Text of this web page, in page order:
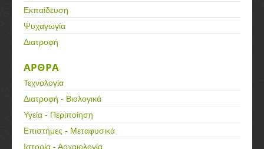
Εκπαίδευση
Ψυχαγωγία
Διατροφή
ΑΡΘΡΑ
Τεχνολογία
Διατροφή - Βιολογικά
Υγεία - Περιποίηση
Επιστήμες - Μεταφυσικά
Ιστορία - Αρχαιολογία